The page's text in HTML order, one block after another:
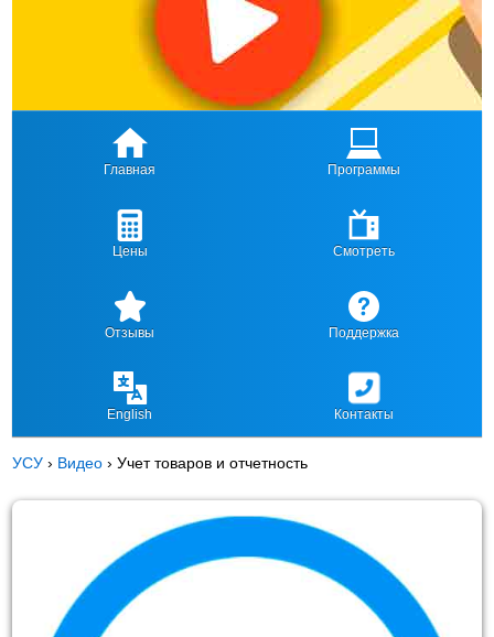
Главная Программы
Цены Смотреть
Отзывы Поддержка
English Контакты
УСУ › Видео ›Учет товаров и отчетность